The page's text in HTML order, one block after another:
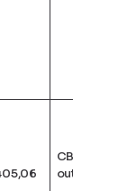
CB +
outros